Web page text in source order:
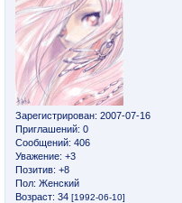
Зарегистрирован: 2007-07-16
Приглашений: 0
Сообщений: 406
Уважение: +3
Позитив: +8
Пол: Женский
Возраст: 34 [1992-06-10]